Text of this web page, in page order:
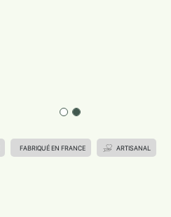
FABRIQUÉ EN FRANCE ARTISANAL